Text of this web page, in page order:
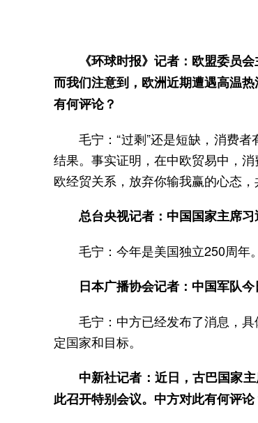
《环球时报》记者：欧盟委员
而我们注意到，欧洲近期遭遇高温
有何评论？
毛宁：“过剩”还是短缺，消费
结果。事实证明，在中欧贸易中，
欧经贸关系，放弃你输我赢的心态，
总台央视记者：中国国家主席
毛宁：今年是美国独立250周年
日本广播协会记者：中国军队
毛宁：中方已经发布了消息，
定国家和目标。
中新社记者：近日，古巴国家
此召开特别会议。中方对此有何评论